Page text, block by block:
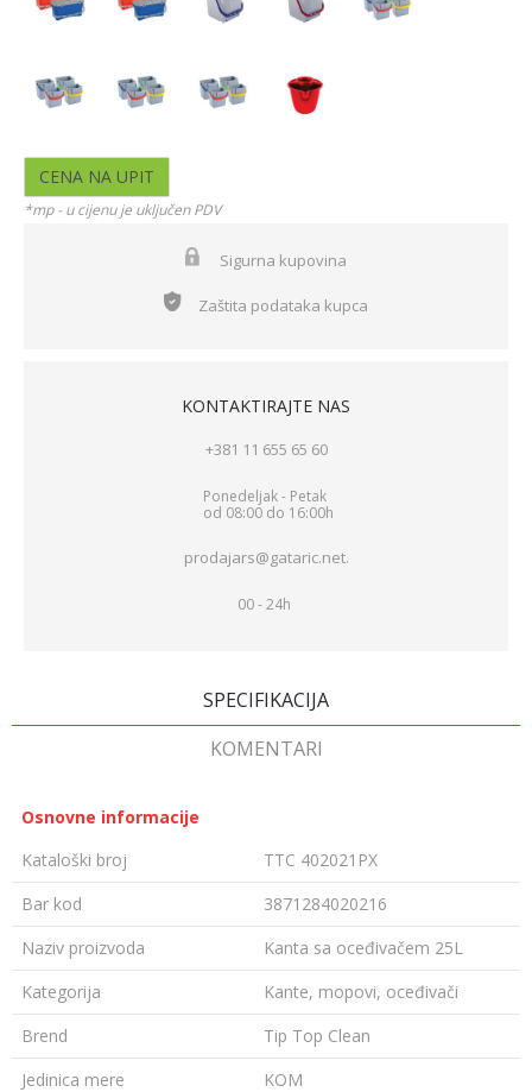
CENA NA UPIT
*mp - u cijenu je uključen PDV
Sigurna kupovina
Zaštita podataka kupca
KONTAKTIRAJTE NAS
+381 11 655 65 60
Ponedeljak - Petak
od 08:00 do 16:00h
prodajars@gataric.net.
00 - 24h
SPECIFIKACIJA
KOMENTARI
Osnovne informacije
Kataloški broj
TTC 402021PX
Bar kod
3871284020216
Naziv proizvoda
Kanta sa oceđivačem 25L
Kategorija
Kante, mopovi, oceđivači
Brend
Tip Top Clean
Jedinica mere
KOM